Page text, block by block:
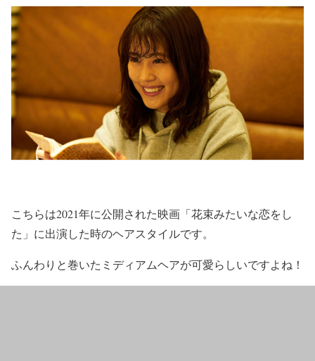
こちらは2021年に公開された映画「花束みたいな恋をし
た」に出演した時のヘアスタイルです。
ふんわりと巻いたミディアムヘアが可愛らしいですよね！